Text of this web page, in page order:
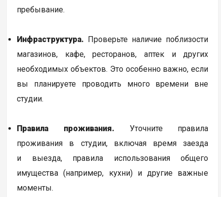
пребывание.
Инфраструктура. Проверьте наличие поблизости
магазинов, кафе, ресторанов, аптек и других
необходимых объектов. Это особенно важно, если
вы планируете проводить много времени вне
студии.
Правила проживания. Уточните правила
проживания в студии, включая время заезда
и выезда, правила использования общего
имущества (например, кухни) и другие важные
моменты.